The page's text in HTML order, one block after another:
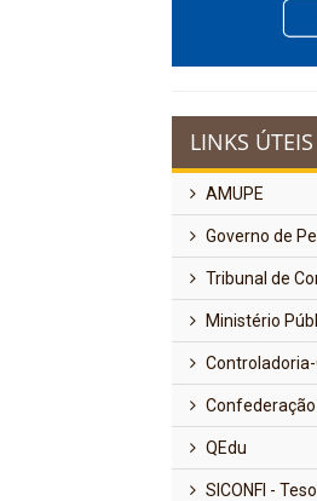
LINKS ÚTEIS
AMUPE
Governo de
Tribunal de
Ministério
Confederação
QEdu
SICONFI -